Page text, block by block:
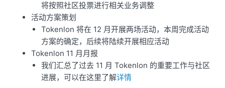
将按照社区投票进行相关业务调整
活动方案策划
Tokenlon 将在 12 月开展两场活动，本周完成活动
方案的确定，后续将陆续开展相应活动
Tokenlon 11 月月报
我们汇总了过去 11 月 Tokenlon 的重要工作与社区
进展，可以在这里了解详情